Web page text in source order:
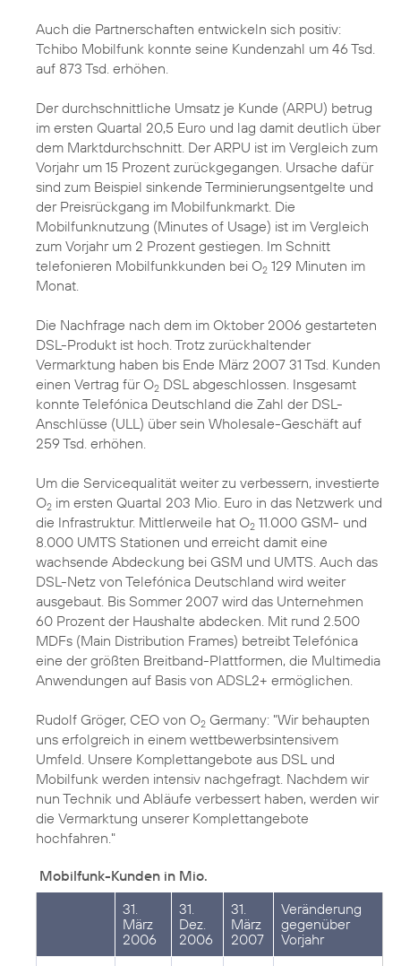
Auch die Partnerschaften entwickeln sich positiv:
Tchibo Mobilfunk konnte seine Kundenzahl um 46 Tsd.
auf 873 Tsd. erhöhen.
Der durchschnittliche Umsatz je Kunde (ARPU) betrug
im ersten Quartal 20,5 Euro und lag damit deutlich über
dem Marktdurchschnitt. Der ARPU ist im Vergleich zum
Vorjahr um 15 Prozent zurückgegangen. Ursache dafür
sind zum Beispiel sinkende Terminierungsentgelte und
der Preisrückgang im Mobilfunkmarkt. Die
Mobilfunknutzung (Minutes of Usage) ist im Vergleich
zum Vorjahr um 2 Prozent gestiegen. Im Schnitt
telefonieren Mobilfunkkunden bei O2 129 Minuten im
Monat.
Die Nachfrage nach dem im Oktober 2006 gestarteten
DSL-Produkt ist hoch. Trotz zurückhaltender
Vermarktung haben bis Ende März 2007 31 Tsd. Kunden
einen Vertrag für O2 DSL abgeschlossen. Insgesamt
konnte Telefónica Deutschland die Zahl der DSL-
Anschlüsse (ULL) über sein Wholesale-Geschäft auf
259 Tsd. erhöhen.
Um die Servicequalität weiter zu verbessern, investierte
O2 im ersten Quartal 203 Mio. Euro in das Netzwerk und
die Infrastruktur. Mittlerweile hat O2 11.000 GSM- und
8.000 UMTS Stationen und erreicht damit eine
wachsende Abdeckung bei GSM und UMTS. Auch das
DSL-Netz von Telefónica Deutschland wird weiter
ausgebaut. Bis Sommer 2007 wird das Unternehmen
60 Prozent der Haushalte abdecken. Mit rund 2.500
MDFs (Main Distribution Frames) betreibt Telefónica
eine der größten Breitband-Plattformen, die Multimedia
Anwendungen auf Basis von ADSL2+ ermöglichen.
Rudolf Gröger, CEO von O2 Germany: "Wir behaupten
uns erfolgreich in einem wettbewerbsintensivem
Umfeld. Unsere Komplettangebote aus DSL und
Mobilfunk werden intensiv nachgefragt. Nachdem wir
nun Technik und Abläufe verbessert haben, werden wir
die Vermarktung unserer Komplettangebote
hochfahren."
Mobilfunk-Kunden in Mio.
31.
März
2006
31.
Dez.
2006
31.
März
2007
Veränderung
gegenüber
Vorjahr